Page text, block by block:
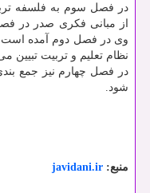
در فصل سوم به فلسفه
از مبانی فکری صدر در
وی در فصل دوم آمده
نظام تعلیم و تربیت تبیین
در فصل چهارم نیز جمع
شود.
منبع: javidani.ir